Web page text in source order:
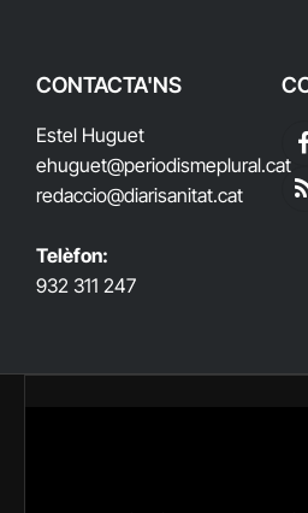
CONTACTA'NS
Estel Huguet
ehuguet@periodismeplural.cat
redaccio@diarisanitat.cat
Telèfon:
932 311 247